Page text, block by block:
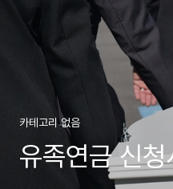
카테고리 없음
유족연금 신